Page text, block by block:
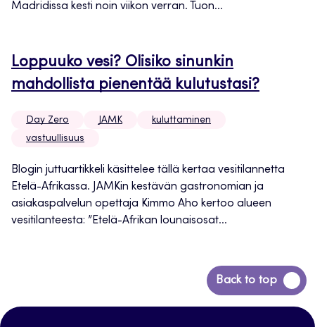
Madridissa kesti noin viikon verran. Tuon...
Loppuuko vesi? Olisiko sinunkin
mahdollista pienentää kulutustasi?
Day Zero JAMK
kuluttaminen
vastuullisuus
Blogin juttuartikkeli käsittelee tällä kertaa vesitilannetta
Etelä-Afrikassa. JAMKin kestävän gastronomian ja
asiakaspalvelun opettaja Kimmo Aho kertoo alueen
vesitilanteesta: ”Etelä-Afrikan lounaisosat...
Back to top
Siirry
takaisin